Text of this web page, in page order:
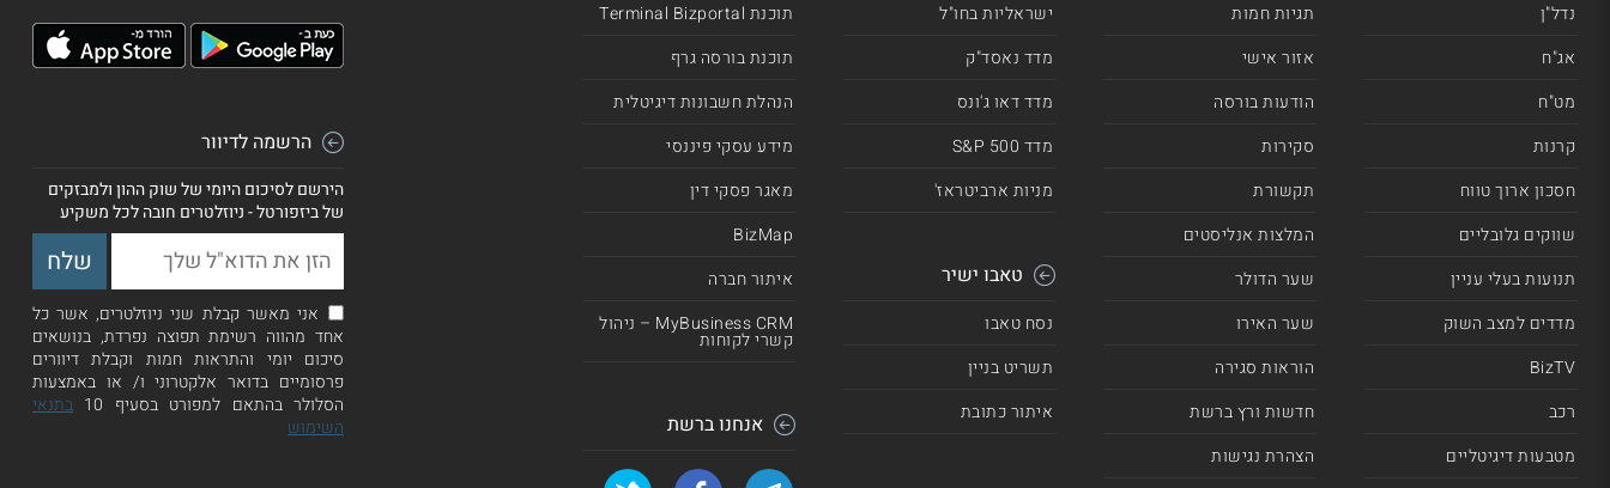
נדל"ן
אג"ח
מט"ח
קרנות
חסכון ארוך טווח
שווקים גלובליים
תנועות בעלי עניין
מדדים למצב השוק
BizTV
רכב
מטבעות דיגיטליים
תגיות חמות
אזור אישי
הודעות בורסה
סקירות
תקשורת
המלצות אנליסטים
שער הדולר
שער האירו
הוראות סגירה
חדשות ורץ ברשת
הצהרת נגישות
ישראליות בחו"ל
מדד נאסד"ק
מדד דאו ג'ונס
מדד 500 S&P
מניות ארביטראז'
טאבו ישיר
נסח טאבו
תשריט בניין
איתור כתובת
תוכנת Terminal Bizportal
תוכנת בורסה גרף
הנהלת חשבונות דיגיטלית
מידע עסקי פיננסי
מאגר פסקי דין
BizMap
איתור חברה
MyBusiness CRM – ניהול
קשרי לקוחות
אנחנו ברשת
הרשמה לדיוור
הירשם לסיכום היומי של שוק ההון ולמבזקים
של ביזפורטל - ניוזלטרים חובה לכל משקיע
אני מאשר קבלת שני ניוזלטרים, אשר כל
אחד מהווה רשימת תפוצה נפרדת, בנושאים
סיכום יומי והתראות חמות וקבלת דיוורים
פרסומיים בדואר אלקטרוני ו/ או באמצעות
הסלולר בהתאם למפורט בסעיף 10
בתנאי
השימוש